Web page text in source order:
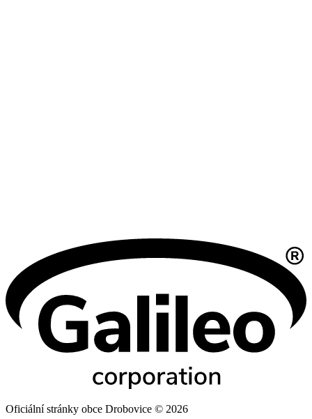
Oficiální stránky obce Drobovice © 2026